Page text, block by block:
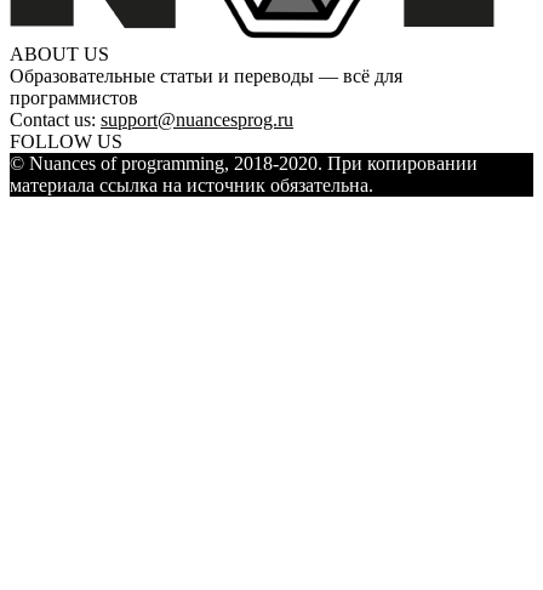
ABOUT US
Образовательные статьи и переводы — всё для
программистов
Contact us: support@nuancesprog.ru
FOLLOW US
© Nuances of programming, 2018-2020. При копировании
материала ссылка на источник обязательна.